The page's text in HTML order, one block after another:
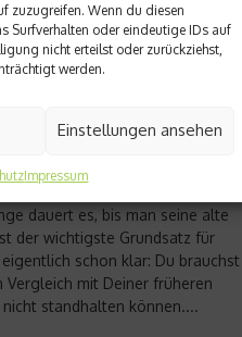
zuzugreifen. Wenn du diesen
Surfverhalten oder eindeutige IDs auf
nicht erteilst oder zurückziehst,
werden.
Einstellungen ansehen
Impressum
ins Training
dauert es, bis man seine alte
der wichtigste Grundsatz für
schon klar: Du brauchst
Vergleich mit Deiner früheren
standhalten können....